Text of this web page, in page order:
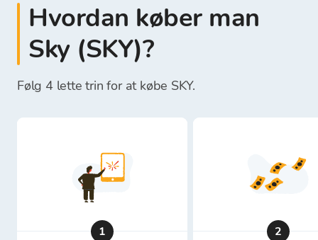
Hvordan køber man
Sky (SKY)?
Følg 4 lette trin for at købe SKY.
1 2